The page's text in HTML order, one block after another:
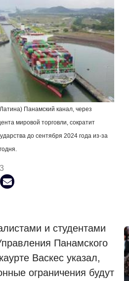
Панамский канал, через
мировой торговли, сократит
до сентября 2024 года из-за
и студентами
Панамского
Васкес указал,
ограничения будут